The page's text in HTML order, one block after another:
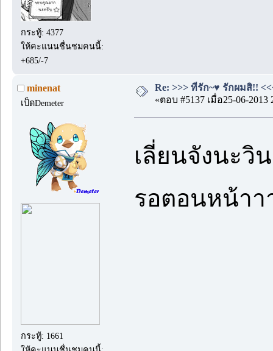
กระทู้: 4377
ให้คะแนนชื่นชมคนนี้:
+685/-7
minenat
เป็ดDemeter
กระทู้: 1661
Re: >>> ที่รัก~♥ รักผมสิ!!
«ตอบ #5137 เมื่อ25-06-2013
เลี่ยนจังนะวิ
รอตอนหน้า